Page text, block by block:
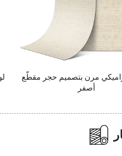
سيراميك مرنة مُدمَّسة من التربة
– النوع ج، أصفر الحديقة